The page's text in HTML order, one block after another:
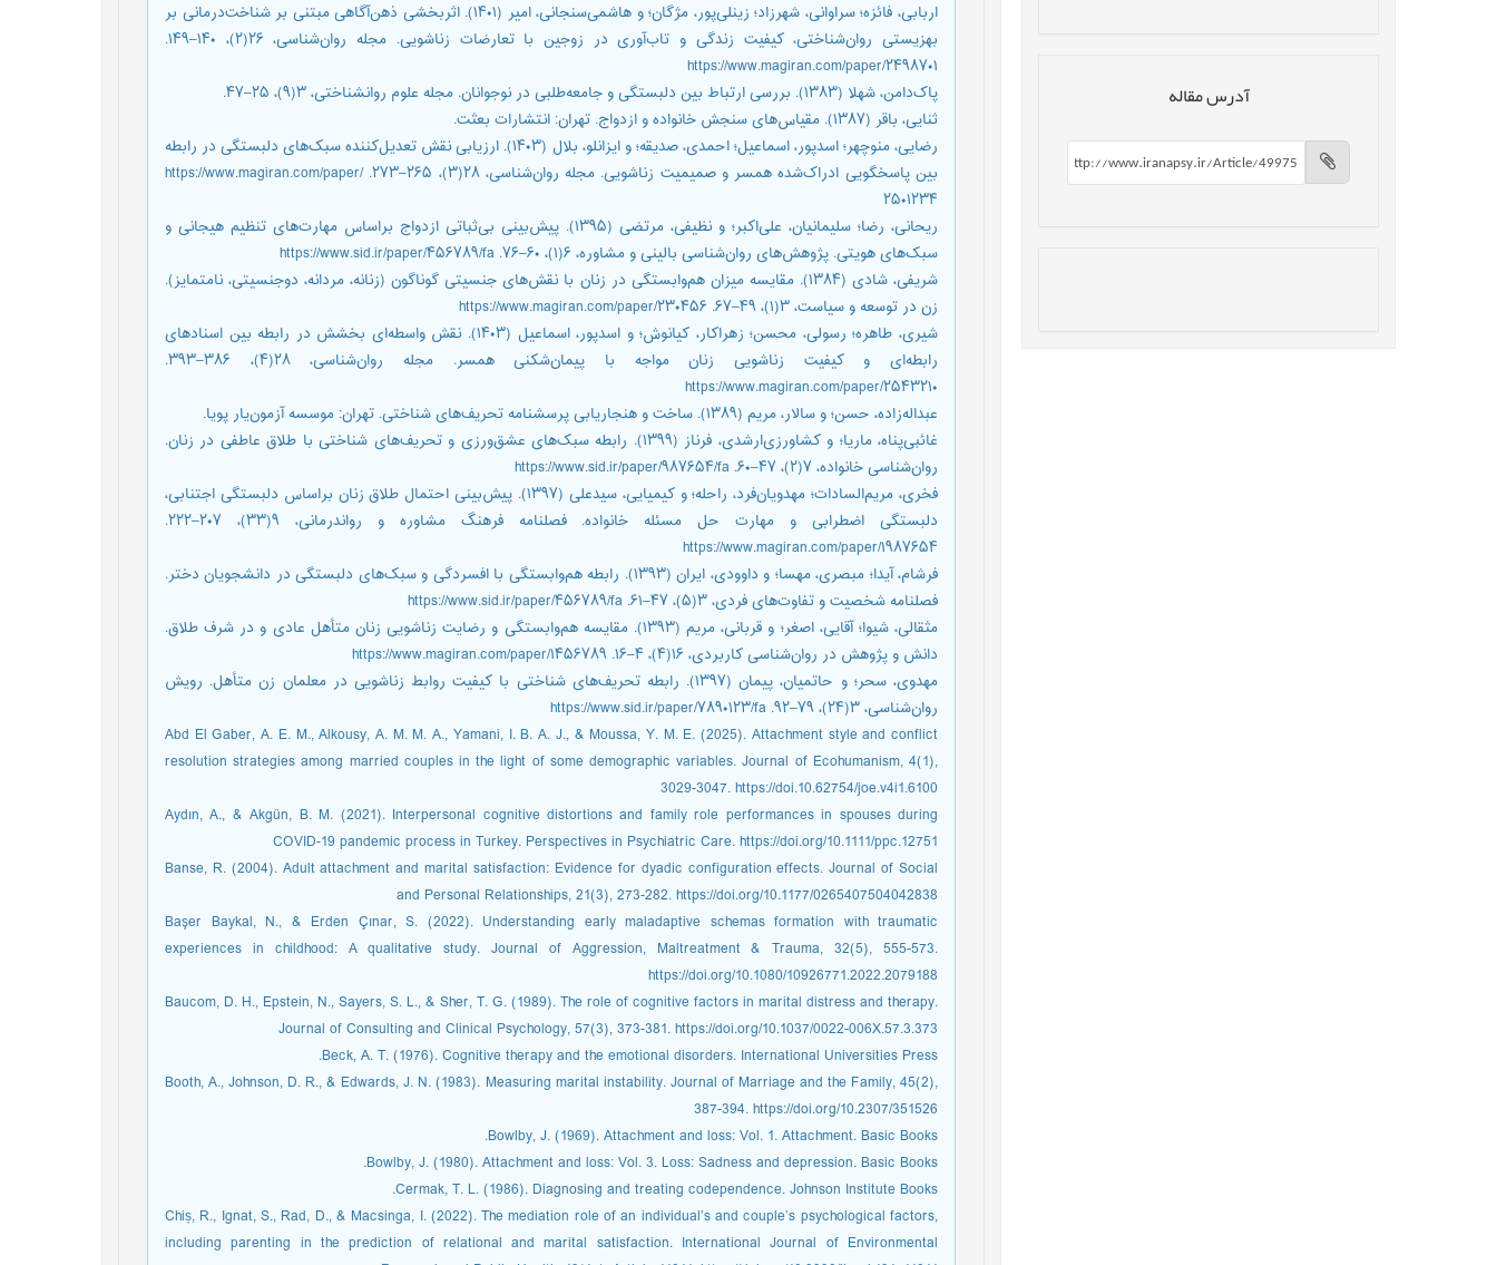
آدرس مقاله
اربابی، فائزه؛ سراوانی، شهرزاد؛ زینلی‌پور، مژگان؛ و هاشمی‌سنجانی، امیر (۱۴۰۱). اثربخشی ذهن‌آگاهی مبتنی بر شناخت‌درمانی بر
بهزیستی روان‌شناختی، کیفیت زندگی و تاب‌آوری در زوجین با تعارضات زناشویی. مجله ‌روان‌شناسی، ۲۶(۲)، ۱۴۰–۱۴۹.
https://www.magiran.com/paper/۲۴۹۸۷۰۱
پاک‌دامن، شهلا (۱۳۸۳). بررسی ارتباط بین دلبستگی و جامعه‌طلبی در نوجوانان. مجله علوم روانشناختی، ۳(۹)، ۲۵–۴۷.
ثنایی، باقر (۱۳۸۷). مقیاس‌های سنجش خانواده و ازدواج. تهران: انتشارات بعثت.
رضایی، منوچهر؛ اسدپور، اسماعیل؛ احمدی، صدیقه؛ و ایزانلو، بلال (۱۴۰۳). ارزیابی نقش تعدیل‌کننده سبک‌های دلبستگی در رابطه
بین پاسخگویی ادراک‌شده همسر و صمیمیت زناشویی. مجله ‌روان‌شناسی، ۲۸(۳)، ۲۶۵–۲۷۳. https://www.magiran.com/paper/
۲۵۰۱۲۳۴
ریحانی، رضا؛ سلیمانیان، علی‌اکبر؛ و نظیفی، مرتضی (۱۳۹۵). پیش‌بینی بی‌ثباتی ازدواج براساس مهارت‌های تنظیم هیجانی و
سبک‌های هویتی. پژوهش‌های ‌روان‌شناسی بالینی و مشاوره، ۶(۱)، ۶۰–۷۶. https://www.sid.ir/paper/۴۵۶۷۸۹/fa
شریفی، شادی (۱۳۸۴). مقایسه میزان هم‌وابستگی در زنان با نقش‌های جنسیتی گوناگون (زنانه، مردانه، دوجنسیتی، نامتمایز).
زن در توسعه و سیاست، ۳(۱)، ۴۹–۶۷. https://www.magiran.com/paper/۲۳۰۴۵۶
شیری، طاهره؛ رسولی، محسن؛ زهراکار، کیانوش؛ و اسدپور، اسماعیل (۱۴۰۳). نقش واسطه‌ای بخشش در رابطه بین اسنادهای
رابطه‌ای و کیفیت زناشویی زنان مواجه با پیمان‌شکنی همسر. مجله ‌روان‌شناسی، ۲۸(۴)، ۳۸۶–۳۹۳.
https://www.magiran.com/paper/۲۵۴۳۲۱۰
عبداله‌زاده، حسن؛ و سالار، مریم (۱۳۸۹). ساخت و هنجاریابی پرسشنامه تحریف‌های شناختی. تهران: موسسه آزمون‌یار پویا.
غائبی‌پناه، ماریا؛ و کشاورزی‌ارشدی، فرناز (۱۳۹۹). رابطه سبک‌های عشق‌ورزی و تحریف‌های شناختی با طلاق عاطفی در زنان.
‌روان‌شناسی خانواده، ۷(۲)، ۴۷–۶۰. https://www.sid.ir/paper/۹۸۷۶۵۴/fa
فخری، مریم‌السادات؛ مهدویان‌فرد، راحله؛ و کیمیایی، سیدعلی (۱۳۹۷). پیش‌بینی احتمال طلاق زنان براساس دلبستگی اجتنابی،
دلبستگی اضطرابی و مهارت حل مسئله خانواده. فصلنامه فرهنگ مشاوره و رواندرمانی، ۹(۳۳)، ۲۰۷–۲۲۲.
https://www.magiran.com/paper/۱۹۸۷۶۵۴
فرشام، آیدا؛ مبصری، مهسا؛ و داوودی، ایران (۱۳۹۳). رابطه‌ هم‌وابستگی با افسردگی و سبک‌های دلبستگی در دانشجویان دختر.
فصلنامه شخصیت و تفاوت‌های فردی، ۳(۵)، ۴۷–۶۱. https://www.sid.ir/paper/۴۵۶۷۸۹/fa
مثقالی، شیوا؛ آقایی، اصغر؛ و قربانی، مریم (۱۳۹۳). مقایسه هم‌وابستگی و رضایت زناشویی زنان متأهل عادی و در شرف طلاق.
دانش و پژوهش در ‌روان‌شناسی کاربردی، ۱۶(۴)، ۴–۱۶. https://www.magiran.com/paper/۱۴۵۶۷۸۹
مهدوی، سحر؛ و حاتمیان، پیمان (۱۳۹۷). رابطه تحریف‌های شناختی با کیفیت روابط زناشویی در معلمان زن متأهل. رویش
‌روان‌شناسی، ۳(۲۴)، ۷۹–۹۲. https://www.sid.ir/paper/۷۸۹۰۱۲۳/fa
Abd El Gaber, A. E. M., Alkousy, A. M. M. A., Yamani, I. B. A. J., & Moussa, Y. M. E. (2025). Attachment style and conflict
resolution strategies among married couples in the light of some demographic variables. Journal of Ecohumanism, 4(1),
3029-3047. https://doi.10.62754/joe.v4i1.6100
Aydın, A., & Akgün, B. M. (2021). Interpersonal cognitive distortions and family role performances in spouses during
COVID-19 pandemic process in Turkey. Perspectives in Psychiatric Care. https://doi.org/10.1111/ppc.12751
Banse, R. (2004). Adult attachment and marital satisfaction: Evidence for dyadic configuration effects. Journal of Social
and Personal Relationships, 21(3), 273-282. https://doi.org/10.1177/0265407504042838
Başer Baykal, N., & Erden Çınar, S. (2022). Understanding early maladaptive schemas formation with traumatic
experiences in childhood: A qualitative study. Journal of Aggression, Maltreatment & Trauma, 32(5), 555-573.
https://doi.org/10.1080/10926771.2022.2079188
Baucom, D. H., Epstein, N., Sayers, S. L., & Sher, T. G. (1989). The role of cognitive factors in marital distress and therapy.
Journal of Consulting and Clinical Psychology, 57(3), 373-381. https://doi.org/10.1037/0022-006X.57.3.373
Beck, A. T. (1976). Cognitive therapy and the emotional disorders. International Universities Press.
Booth, A., Johnson, D. R., & Edwards, J. N. (1983). Measuring marital instability. Journal of Marriage and the Family, 45(2),
387-394. https://doi.org/10.2307/351526
Bowlby, J. (1969). Attachment and loss: Vol. 1. Attachment. Basic Books.
Bowlby, J. (1980). Attachment and loss: Vol. 3. Loss: Sadness and depression. Basic Books.
Cermak, T. L. (1986). Diagnosing and treating codependence. Johnson Institute Books.
Chiș, R., Ignat, S., Rad, D., & Macsinga, I. (2022). The mediation role of an individual’s and couple’s psychological factors,
including parenting in the prediction of relational and marital satisfaction. International Journal of Environmental